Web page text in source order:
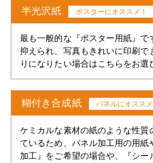
半光沢紙 ポスターにオススメ！
最も一般的な『ポスター用紙』
抑えられ、写真もきれいに印刷
りになりたい場合はこちらをお選
糊付き合成紙 パネルにオススメ
ケミカルな素材の紙のような性
ているため、パネル加工用の用
加工』をご希望の場合や、『シ